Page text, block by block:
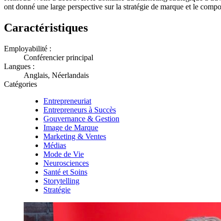
ont donné une large perspective sur la stratégie de marque et le
Caractéristiques
Employabilité :
Conférencier principal
Langues :
Anglais, Néerlandais
Catégories
Entrepreneuriat
Entrepreneurs à Succès
Gouvernance & Gestion
Image de Marque
Marketing & Ventes
Médias
Mode de Vie
Neurosciences
Santé et Soins
Storytelling
Stratégie